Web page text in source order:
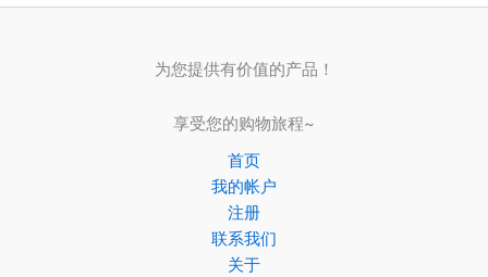
为您提供有价值的产品！
享受您的购物旅程~
首页
我的帐户
注册
联系我们
关于